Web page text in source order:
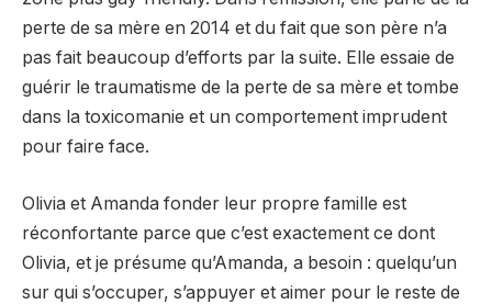
perte de sa mère en 2014 et du fait que son père n’a
pas fait beaucoup d’efforts par la suite. Elle essaie de
guérir le traumatisme de la perte de sa mère et tombe
dans la toxicomanie et un comportement imprudent
pour faire face.
Olivia et Amanda fonder leur propre famille est
réconfortante parce que c’est exactement ce dont
Olivia, et je présume qu’Amanda, a besoin : quelqu’un
sur qui s’occuper, s’appuyer et aimer pour le reste de